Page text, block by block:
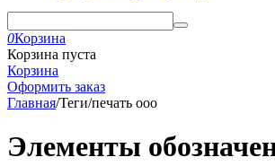
0Корзина
Корзина пуста
Корзина
Оформить заказ
Главная/Теги/печать ооо
Элементы